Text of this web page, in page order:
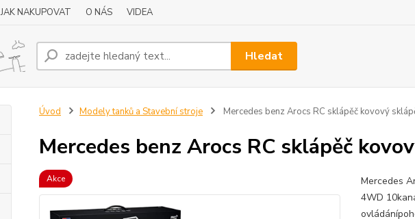
JAK NAKUPOVAT O NÁS VIDEA
Hledat
Úvod Modely tanků a Stavební stroje Mercedes benz Arocs RC sklápěč kovový
Mercedes benz Arocs RC sklápěč
Akce
Mercedes
4WD